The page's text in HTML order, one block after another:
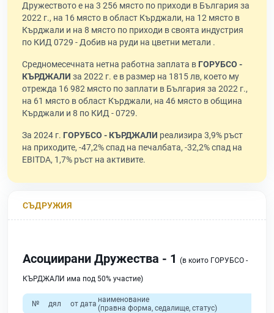
Дружеството е на 3 256 място по приходи в България за
2022 г., на 16 място в област Кърджали, на 12 място в
Кърджали и на 8 място по приходи в своята индустрия
по КИД 0729 - Добив на руди на цветни метали .
Средномесечната нетна работна заплата в ГОРУБСО -
КЪРДЖАЛИ за 2022 г. е в размер на 1815 лв, което му
отрежда 16 982 място по заплати в България за 2022 г.,
на 61 място в област Кърджали, на 46 място в община
Кърджали и 8 по КИД - 0729.
За 2024 г. ГОРУБСО - КЪРДЖАЛИ реализира 3,9% ръст
на приходите, -47,2% спад на печалбата, -32,2% спад на
EBITDA, 1,7% ръст на активите.
СЪДРУЖИЯ
Асоциирани Дружества - 1 (в които ГОРУБСО -
КЪРДЖАЛИ има под 50% участие)
№ дял от дата наименование
(правна форма, седалище, статус)